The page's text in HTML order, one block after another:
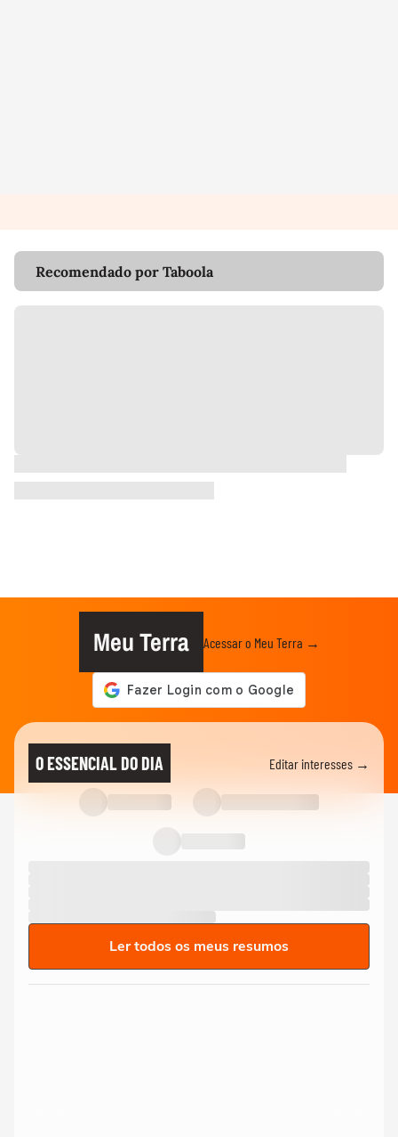
Recomendado por Taboola
Meu Terra Acessar o Meu Terra →
O ESSENCIAL DO DIA Editar interesses →
Ler todos os meus resumos